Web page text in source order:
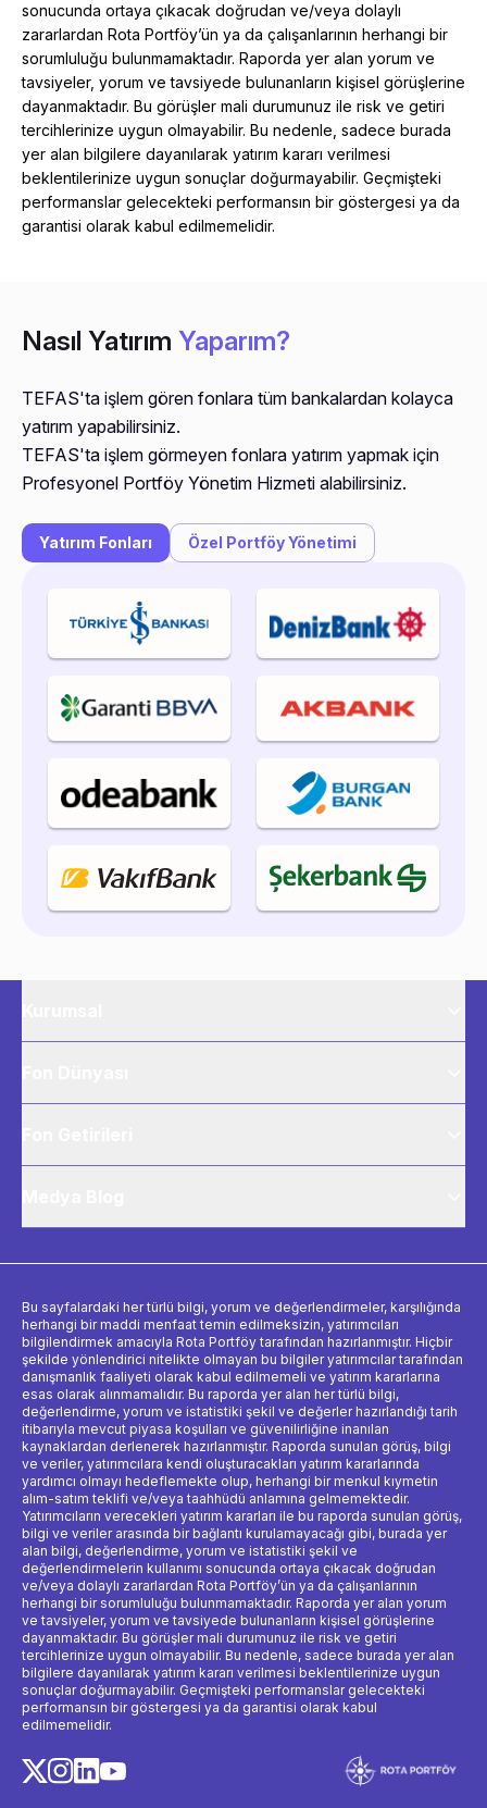
sonucunda ortaya çıkacak doğrudan ve/veya dolaylı
zararlardan Rota Portföy’ün ya da çalışanlarının herhangi bir
sorumluluğu bulunmamaktadır. Raporda yer alan yorum ve
tavsiyeler, yorum ve tavsiyede bulunanların kişisel görüşlerine
dayanmaktadır. Bu görüşler mali durumunuz ile risk ve getiri
tercihlerinize uygun olmayabilir. Bu nedenle, sadece burada
yer alan bilgilere dayanılarak yatırım kararı verilmesi
beklentilerinize uygun sonuçlar doğurmayabilir. Geçmişteki
performanslar gelecekteki performansın bir göstergesi ya da
garantisi olarak kabul edilmemelidir.
Nasıl Yatırım Yaparım?
TEFAS'ta işlem gören fonlara tüm bankalardan kolayca
yatırım yapabilirsiniz.
TEFAS'ta işlem görmeyen fonlara yatırım yapmak için
Profesyonel Portföy Yönetim Hizmeti alabilirsiniz.
Yatırım Fonları Özel Portföy Yönetimi
Bu sayfalardaki her türlü bilgi, yorum ve değerlendirmeler, karşılığında
herhangi bir maddi menfaat temin edilmeksizin, yatırımcıları
bilgilendirmek amacıyla Rota Portföy tarafından hazırlanmıştır. Hiçbir
şekilde yönlendirici nitelikte olmayan bu bilgiler yatırımcılar tarafından
danışmanlık faaliyeti olarak kabul edilmemeli ve yatırım kararlarına
esas olarak alınmamalıdır. Bu raporda yer alan her türlü bilgi,
değerlendirme, yorum ve istatistiki şekil ve değerler hazırlandığı tarih
itibarıyla mevcut piyasa koşulları ve güvenilirliğine inanılan
kaynaklardan derlenerek hazırlanmıştır. Raporda sunulan görüş, bilgi
ve veriler, yatırımcılara kendi oluşturacakları yatırım kararlarında
yardımcı olmayı hedeflemekte olup, herhangi bir menkul kıymetin
alım-satım teklifi ve/veya taahhüdü anlamına gelmemektedir.
Yatırımcıların verecekleri yatırım kararları ile bu raporda sunulan görüş,
bilgi ve veriler arasında bir bağlantı kurulamayacağı gibi, burada yer
alan bilgi, değerlendirme, yorum ve istatistiki şekil ve
değerlendirmelerin kullanımı sonucunda ortaya çıkacak doğrudan
ve/veya dolaylı zararlardan Rota Portföy’ün ya da çalışanlarının
herhangi bir sorumluluğu bulunmamaktadır. Raporda yer alan yorum
ve tavsiyeler, yorum ve tavsiyede bulunanların kişisel görüşlerine
dayanmaktadır. Bu görüşler mali durumunuz ile risk ve getiri
tercihlerinize uygun olmayabilir. Bu nedenle, sadece burada yer alan
bilgilere dayanılarak yatırım kararı verilmesi beklentilerinize uygun
sonuçlar doğurmayabilir. Geçmişteki performanslar gelecekteki
performansın bir göstergesi ya da garantisi olarak kabul
edilmemelidir.